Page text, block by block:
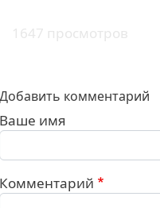
1647 просмотров
Добавить комментарий
Ваше имя
Комментарий